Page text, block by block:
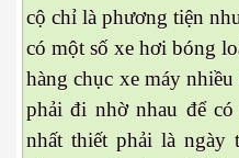
cộ chỉ là phương tiện
có một số xe hơi bóng
hàng chục xe máy
phải đi nhờ nhau để
nhất thiết phải là ngày